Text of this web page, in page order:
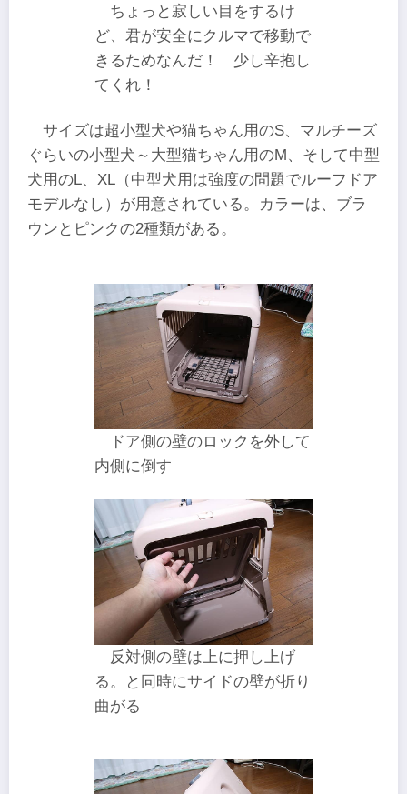
ちょっと寂しい目をするけ
ど、君が安全にクルマで移動で
きるためなんだ！ 少し辛抱し
てくれ！
サイズは超小型犬や猫ちゃん用のS、マルチーズ
ぐらいの小型犬～大型猫ちゃん用のM、そして中型
犬用のL、XL（中型犬用は強度の問題でルーフドア
モデルなし）が用意されている。カラーは、ブラ
ウンとピンクの2種類がある。
ドア側の壁のロックを外して
内側に倒す
反対側の壁は上に押し上げ
る。と同時にサイドの壁が折り
曲がる